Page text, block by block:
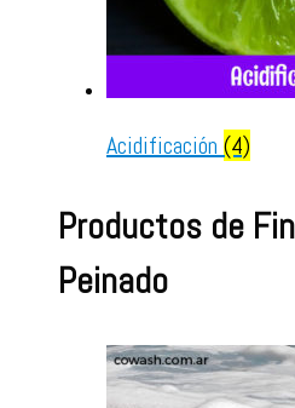
Acidificación (4)
Productos de
Peinado